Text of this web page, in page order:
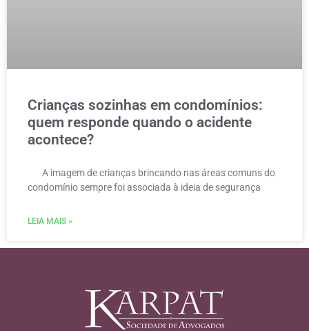
Crianças sozinhas em condomínios:
quem responde quando o acidente
acontece?
A imagem de crianças brincando nas áreas comuns do
condomínio sempre foi associada à ideia de segurança
LEIA MAIS »